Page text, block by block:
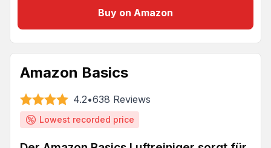
Buy on Amazon
Amazon Basics
4.2•638 Reviews
Lowest recorded price